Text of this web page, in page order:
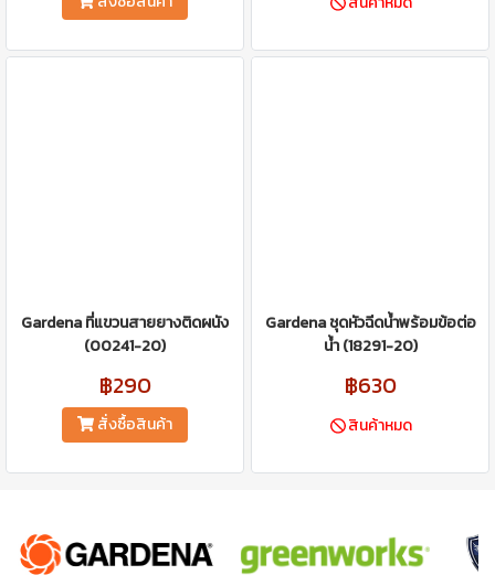
Gardena ที่แขวนสายยางติดผนัง
(00241-20)
฿290
สั่งซื้อสินค้า
Gardena ชุดหัวฉีดน้ำพร้อมข้อต่อ
น้ำ (18291-20)
฿630
สินค้าหมด